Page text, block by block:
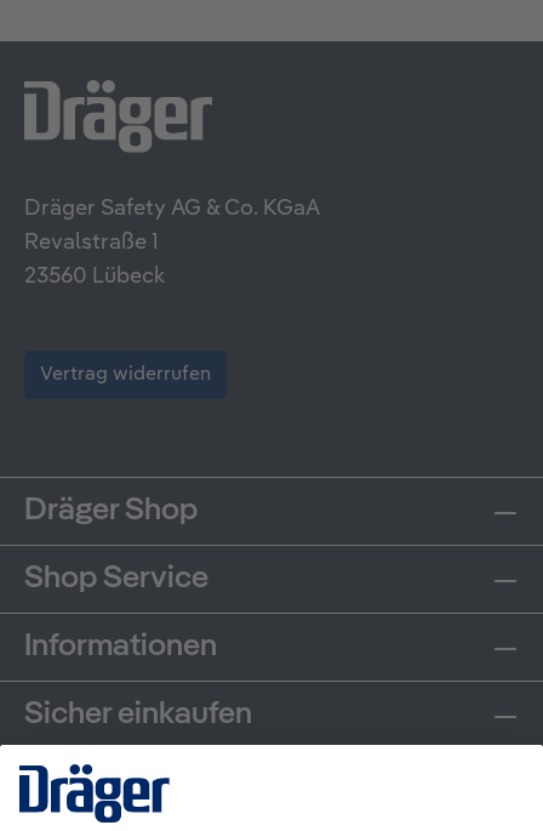
Dräger Safety AG & Co. KGaA
Revalstraße 1
23560 Lübeck
Vertrag widerrufen
Dräger Shop
Shop Service
Informationen
Sicher einkaufen
Communities